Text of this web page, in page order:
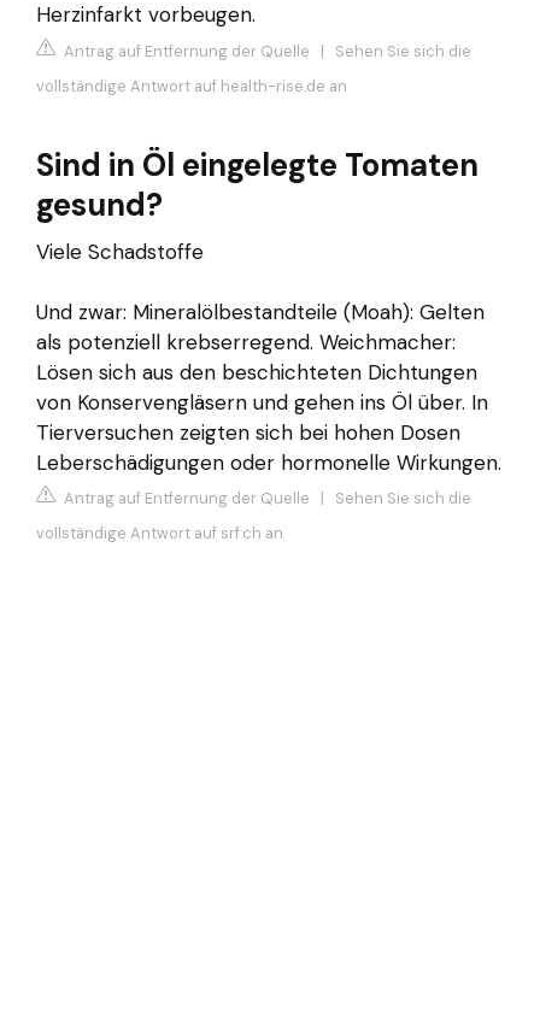
Herzinfarkt vorbeugen.
Antrag auf Entfernung der Quelle | Sehen Sie sich die
vollständige Antwort auf health-rise.de an
Sind in Öl eingelegte Tomaten
gesund?
Viele Schadstoffe
Und zwar: Mineralölbestandteile (Moah): Gelten
als potenziell krebserregend. Weichmacher:
Lösen sich aus den beschichteten Dichtungen
von Konservengläsern und gehen ins Öl über. In
Tierversuchen zeigten sich bei hohen Dosen
Leberschädigungen oder hormonelle Wirkungen.
Antrag auf Entfernung der Quelle | Sehen Sie sich die
vollständige Antwort auf srf.ch an